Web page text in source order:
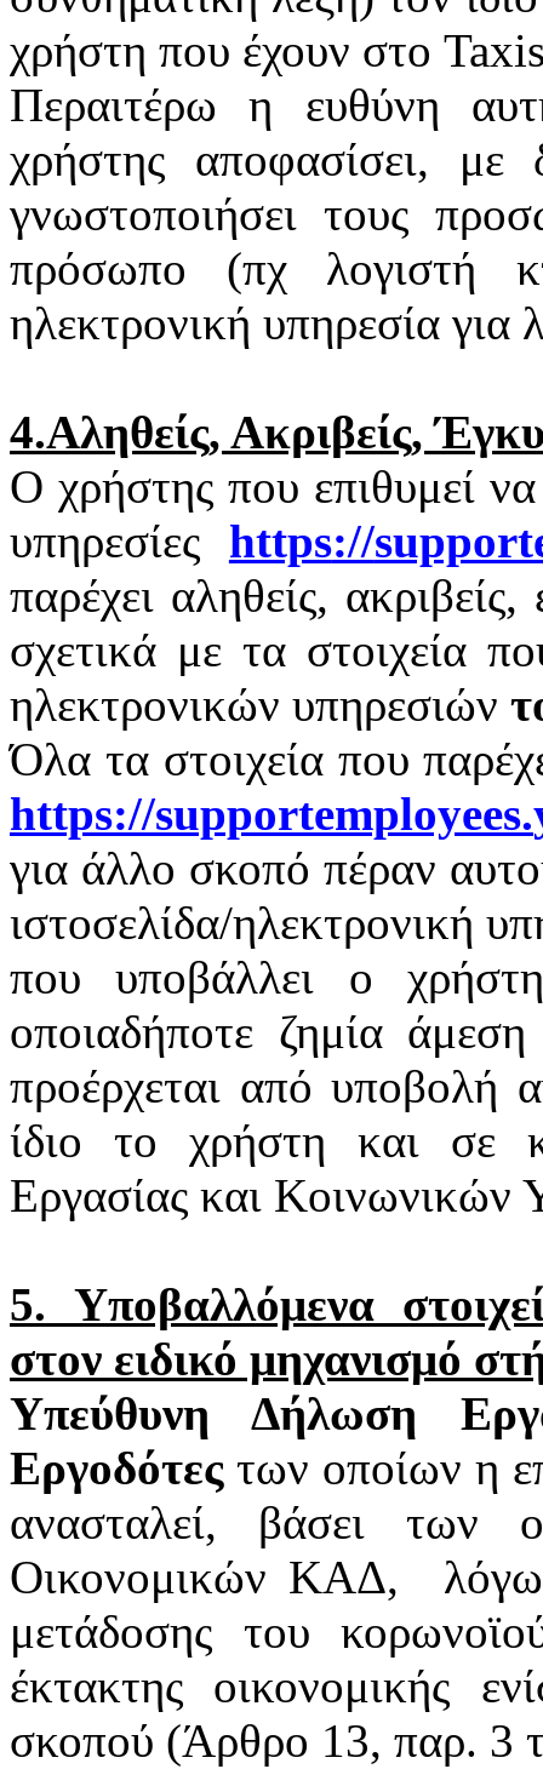
χρήστη που έχουν στο
Περαιτέρω η ευθύνη
χρήστης αποφασίσει, με
γνωστοποιήσει τους
πρόσωπο (πχ λογιστή
ηλεκτρονική υπηρεσία για
4.Αληθείς, Ακριβείς,
Ο χρήστης που επιθυμεί να
υπηρεσίες https://
παρέχει αληθείς,
σχετικά με τα στοιχεία
ηλεκτρονικών υπηρεσιών
Όλα τα στοιχεία που
https://supportemployees.
για άλλο σκοπό πέραν
ιστοσελίδα/ηλεκτρονική
που υποβάλλει ο
οποιαδήποτε ζημία
προέρχεται από υποβολή
ίδιο το χρήστη και σε
Εργασίας και Κοινωνικών
5. Υποβαλλόμενα
στον ειδικό μηχανισμό
Υπεύθυνη Δήλωση
Εργοδότεςτων οποίων η
ανασταλεί, βάσει των
Οικονομικών ΚΑΔ,
μετάδοσης του
έκτακτης οικονομικής
σκοπού (Άρθρο 13, παρ. 3